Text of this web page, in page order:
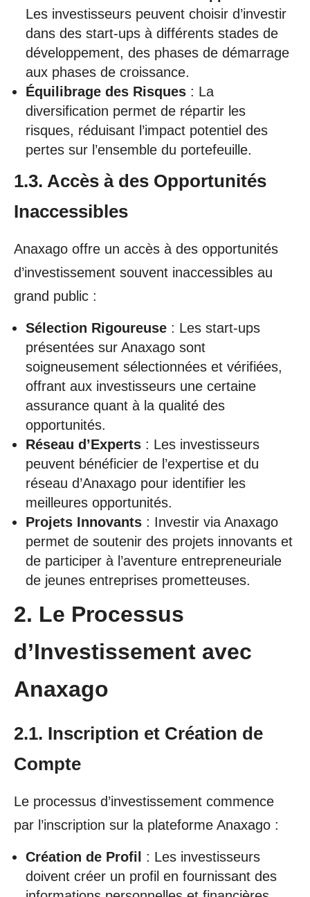
Les investisseurs peuvent choisir d’investir
dans des start-ups à différents stades de
développement, des phases de démarrage
aux phases de croissance.
Équilibrage des Risques : La
diversification permet de répartir les
risques, réduisant l’impact potentiel des
pertes sur l’ensemble du portefeuille.
1.3. Accès à des Opportunités
Inaccessibles
Anaxago offre un accès à des opportunités
d’investissement souvent inaccessibles au
grand public :
Sélection Rigoureuse : Les start-ups
présentées sur Anaxago sont
soigneusement sélectionnées et vérifiées,
offrant aux investisseurs une certaine
assurance quant à la qualité des
opportunités.
Réseau d’Experts : Les investisseurs
peuvent bénéficier de l’expertise et du
réseau d’Anaxago pour identifier les
meilleures opportunités.
Projets Innovants : Investir via Anaxago
permet de soutenir des projets innovants et
de participer à l’aventure entrepreneuriale
de jeunes entreprises prometteuses.
2. Le Processus
d’Investissement avec
Anaxago
2.1. Inscription et Création de
Compte
Le processus d’investissement commence
par l’inscription sur la plateforme Anaxago :
Création de Profil
: Les investisseurs
doivent créer un profil en fournissant des